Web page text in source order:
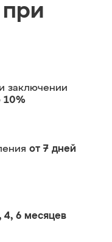
заключении
10%
от 7 дней
4, 6 месяцев